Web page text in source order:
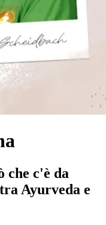
che c'è da
Ayurveda e